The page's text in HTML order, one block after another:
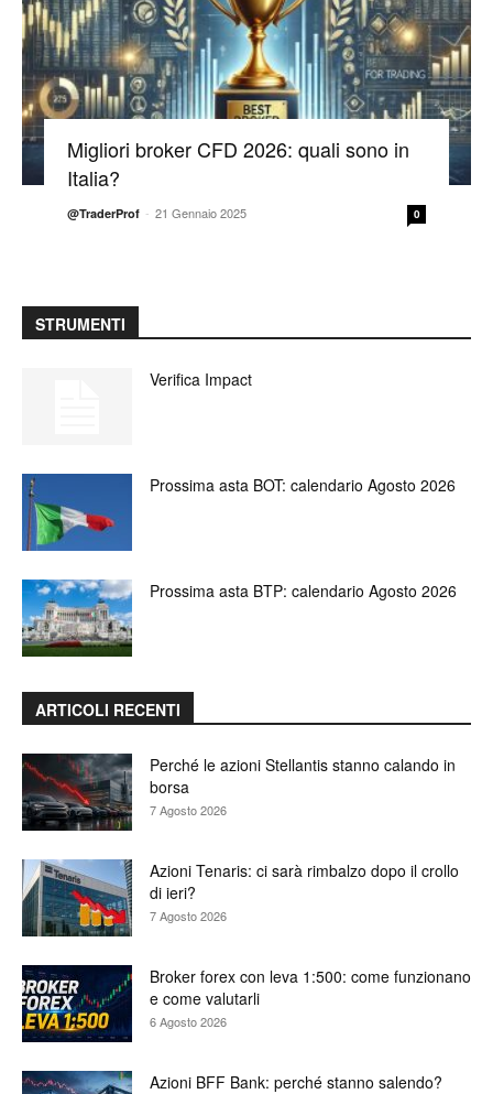
Migliori broker CFD 2026: quali sono in
Italia?
@TraderProf - 21 Gennaio 2025 0
STRUMENTI
Verifica Impact
Prossima asta BOT: calendario Agosto 2026
Prossima asta BTP: calendario Agosto 2026
ARTICOLI RECENTI
Perché le azioni Stellantis stanno calando in
borsa
7 Agosto 2026
Azioni Tenaris: ci sarà rimbalzo dopo il crollo
di ieri?
7 Agosto 2026
Broker forex con leva 1:500: come funzionano
e come valutarli
6 Agosto 2026
Azioni BFF Bank: perché stanno salendo?